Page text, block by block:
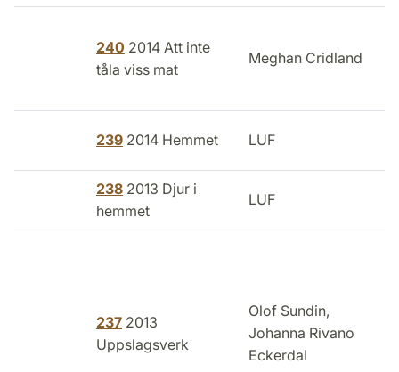
240 2014 Att inte
tåla viss mat
Meghan Cridland
239 2014 Hemmet LUF
238 2013 Djur i
hemmet
LUF
237 2013
Uppslagsverk
Olof Sundin,
Johanna Rivano
Eckerdal